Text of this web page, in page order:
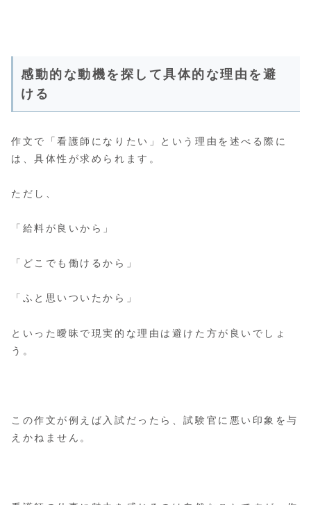
感動的な動機を探して具体的な理由を避
ける
作文で「看護師になりたい」という理由を述べる際に
は、具体性が求められます。
ただし、
「給料が良いから」
「どこでも働けるから」
「ふと思いついたから」
といった曖昧で現実的な理由は避けた方が良いでしょ
う。
この作文が例えば入試だったら、試験官に悪い印象を与
えかねません。